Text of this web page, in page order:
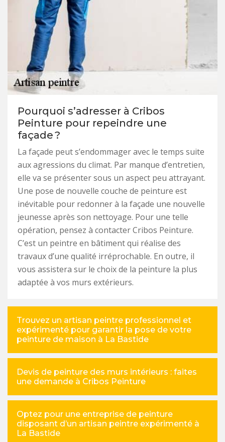
Pourquoi s’adresser à Cribos
Peinture pour repeindre une
façade ?
La façade peut s’endommager avec le temps suite
aux agressions du climat. Par manque d’entretien,
elle va se présenter sous un aspect peu attrayant.
Une pose de nouvelle couche de peinture est
inévitable pour redonner à la façade une nouvelle
jeunesse après son nettoyage. Pour une telle
opération, pensez à contacter Cribos Peinture.
C’est un peintre en bâtiment qui réalise des
travaux d’une qualité irréprochable. En outre, il
vous assistera sur le choix de la peinture la plus
adaptée à vos murs extérieurs.
Trouvez un artisan peintre professionnel et
expérimenté pour garantir la pose de votre
peinture de maison à La Bastide
Devis de peinture des murs intérieurs : faites
une demande à Cribos Peinture
Optez pour une entreprise de peinture
disposant d’un artisan peintre expérimenté à
La Bastide